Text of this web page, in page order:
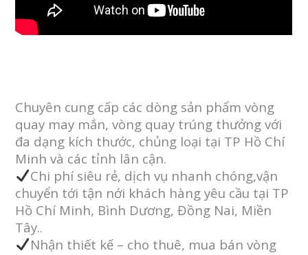
Chuyên cung cấp các dòng sản phẩm vòng
quay may mắn, vòng quay trúng thưởng với
đa dạng kích thước, chủng loại tại TP Hồ Chí
Minh và các tỉnh lân cận.
Chi phí siêu rẻ, dịch vụ nhanh chóng,vận
chuyển tới tận nới khách hàng yêu cầu tại TP
Hồ Chí Minh, Bình Dương, Đồng Nai, Miền
Tây..
Nhận thiết kế – cho thuê, mua bán vòng